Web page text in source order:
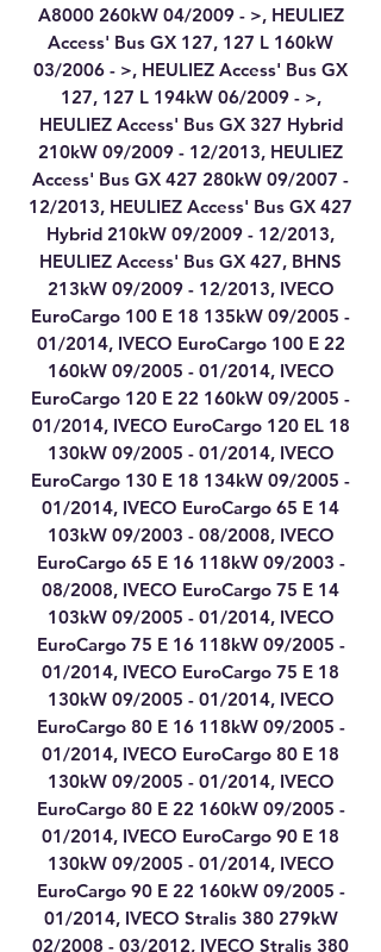
A8000 260kW 04/2009 - >, HEULIEZ
Access' Bus GX 127, 127 L 160kW
03/2006 - >, HEULIEZ Access' Bus GX
127, 127 L 194kW 06/2009 - >,
HEULIEZ Access' Bus GX 327 Hybrid
210kW 09/2009 - 12/2013, HEULIEZ
Access' Bus GX 427 280kW 09/2007 -
12/2013, HEULIEZ Access' Bus GX 427
Hybrid 210kW 09/2009 - 12/2013,
HEULIEZ Access' Bus GX 427, BHNS
213kW 09/2009 - 12/2013, IVECO
EuroCargo 100 E 18 135kW 09/2005 -
01/2014, IVECO EuroCargo 100 E 22
160kW 09/2005 - 01/2014, IVECO
EuroCargo 120 E 22 160kW 09/2005 -
01/2014, IVECO EuroCargo 120 EL 18
130kW 09/2005 - 01/2014, IVECO
EuroCargo 130 E 18 134kW 09/2005 -
01/2014, IVECO EuroCargo 65 E 14
103kW 09/2003 - 08/2008, IVECO
EuroCargo 65 E 16 118kW 09/2003 -
08/2008, IVECO EuroCargo 75 E 14
103kW 09/2005 - 01/2014, IVECO
EuroCargo 75 E 16 118kW 09/2005 -
01/2014, IVECO EuroCargo 75 E 18
130kW 09/2005 - 01/2014, IVECO
EuroCargo 80 E 16 118kW 09/2005 -
01/2014, IVECO EuroCargo 80 E 18
130kW 09/2005 - 01/2014, IVECO
EuroCargo 80 E 22 160kW 09/2005 -
01/2014, IVECO EuroCargo 90 E 18
130kW 09/2005 - 01/2014, IVECO
EuroCargo 90 E 22 160kW 09/2005 -
01/2014, IVECO Stralis 380 279kW
02/2008 - 03/2012, IVECO Stralis 380